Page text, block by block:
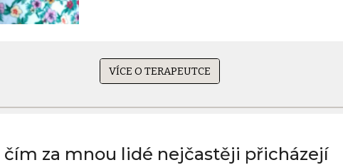
VÍCE O TERAPEUTCE
čím za mnou lidé nejčastěji přicházejí